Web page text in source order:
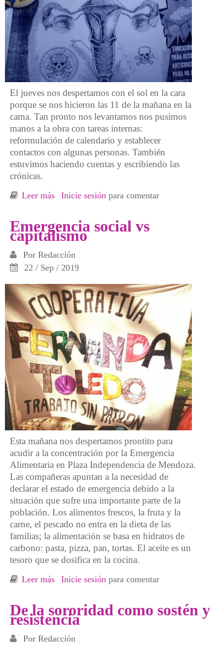
El jueves nos despertamos con el sol en la cara
porque se nos hicieron las 11 de la mañana en la
cama. Tan pronto nos levantamos nos pusimos
manos a la obra con tareas internas:
reformulación de calendario y establecer
contactos con algunas personas. También
estuvimos haciendo cuentas y escribiendo las
crónicas.
Leer más sobre Resistencias cooperativistas:
y grupos de supervivencia al capitalismo
Inicie sesión para comentar
Emergencia social vs
capitalismo
Por Redacción
22 / Sep / 2019
Esta mañana nos despertamos prontito para
acudir a la concentración por la Emergencia
Alimentaria en Plaza Independencia de Mendoza.
Las compañeras apuntan a la necesidad de
declarar el estado de emergencia debido a la
situación que sufre una importante parte de la
población. Los alimentos frescos, la fruta y la
carne, el pescado no entra en la dieta de las
familias; la alimentación se basa en hidratos de
carbono: pasta, pizza, pan, tortas. El aceite es un
tesoro que se dosifica en la cocina.
Leer más sobre Emergencia social vs capitalismo
Inicie sesión para comentar
De la sororidad como sostén y
resistencia
Por Redacción